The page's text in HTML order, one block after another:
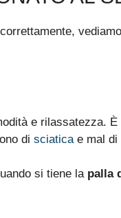
correttamente,
e rilassatezza.
di sciatica e mal di
si tiene la palla